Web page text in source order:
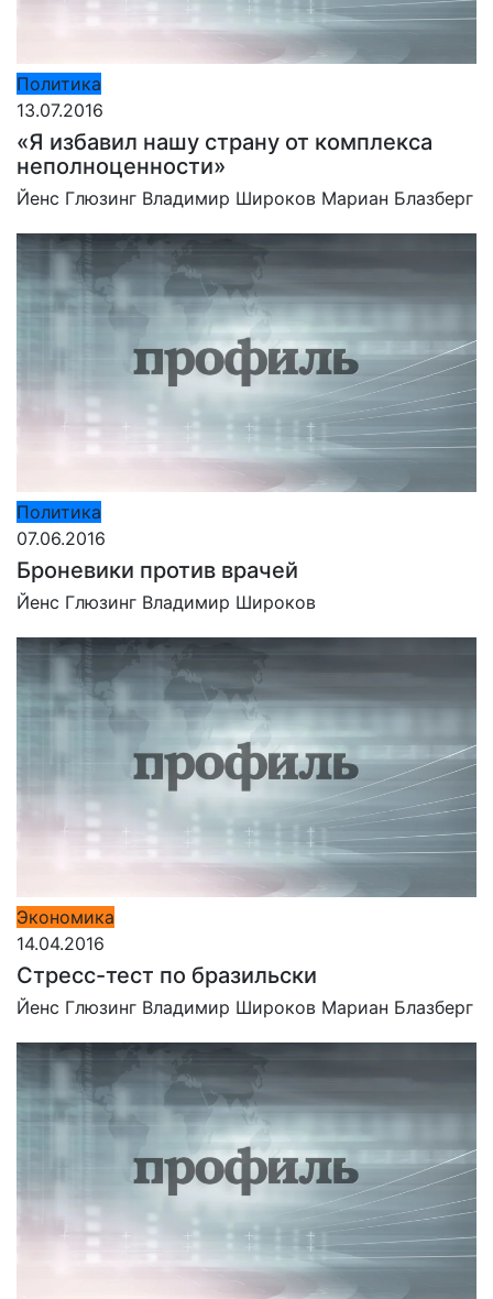
Политика
13.07.2016
«Я избавил нашу страну от комплекса
неполноценности»
Йенс Глюзинг Владимир Широков Мариан Блазберг
Политика
07.06.2016
Броневики против врачей
Йенс Глюзинг Владимир Широков
Экономика
14.04.2016
Стресс-тест по бразильски
Йенс Глюзинг Владимир Широков Мариан Блазберг